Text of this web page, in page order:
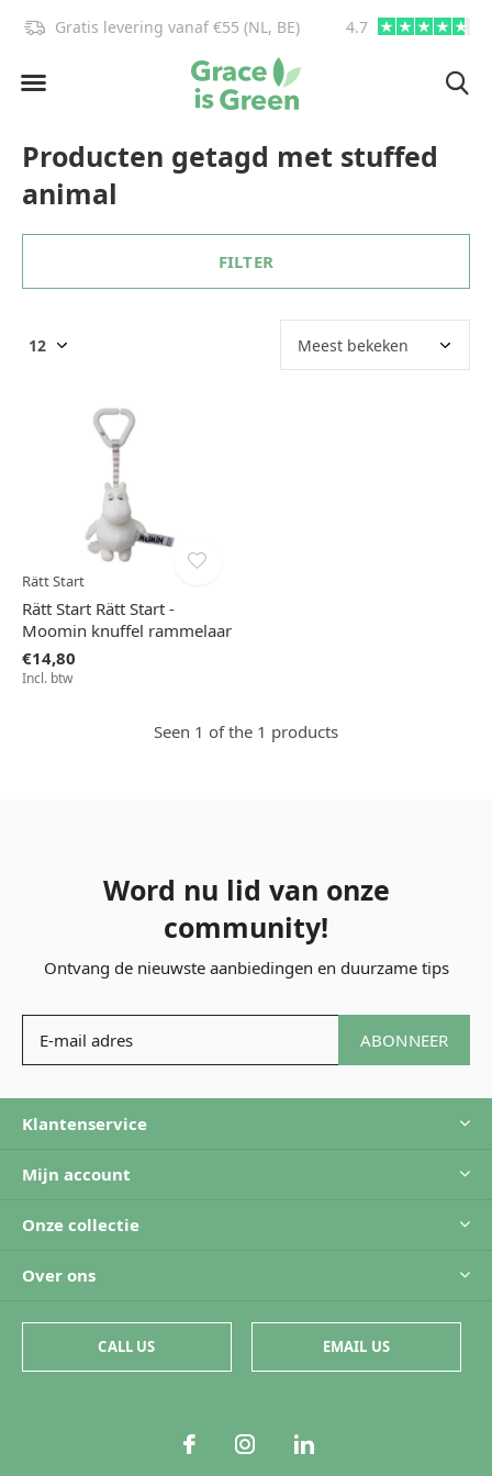
Gratis levering vanaf €55 (NL, BE) 4.7
Producten getagd met stuffed
animal
FILTER
Rätt Start
Rätt Start Rätt Start -
Moomin knuffel rammelaar
€14,80
Incl. btw
Seen 1 of the 1 products
Word nu lid van onze
community!
Ontvang de nieuwste aanbiedingen en duurzame tips
ABONNEER
Klantenservice
Mijn account
Onze collectie
Over ons
CALL US EMAIL US